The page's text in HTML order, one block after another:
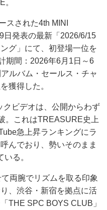
。
スされた4th MINI
日発表の最新「2026/6/15
グ」にて、初登場一位を
期間：2026年6月1日～6
ルバム・セールス・チャ
獲得した。
クビデオは、公開からわず
。これはTREASURE史上
急上昇ランキングにラ
んでおり、勢いそのまま
る。
両腕でリズムを取る印象
、渋谷・新宿を拠点に活
THE SPC BOYS CLUB」